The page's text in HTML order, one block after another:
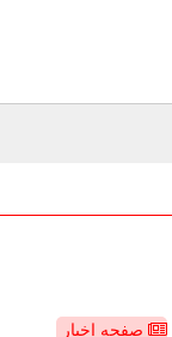
صفحه اخبار